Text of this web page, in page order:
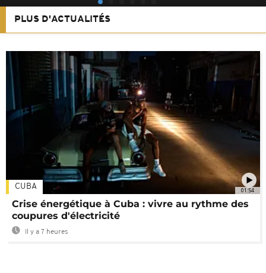
PLUS D'ACTUALITÉS
01:54
CUBA
Crise énergétique à Cuba : vivre au rythme des
coupures d'électricité
Il y a 7 heures